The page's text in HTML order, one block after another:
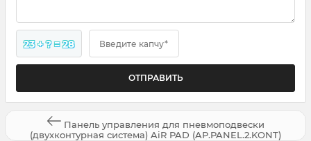
23 + ? = 28 Введите капчу*
Панель управления для пневмоподвески
(двухконтурная система) AiR PAD (AP.PANEL.2.KONT)